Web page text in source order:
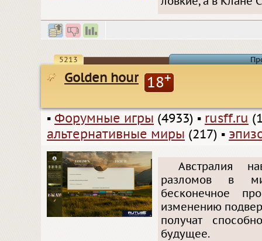
5213
Golden hour 18+
▪ Форумные игры (4933) ▪ rusff.ru
альтернативные миры (217) ▪
Австралия
разломов в
бесконечное
изменению
получат
будущее.